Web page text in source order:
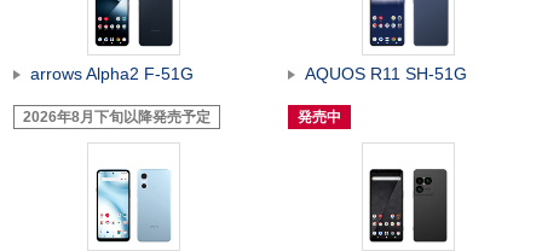
arrows Alpha2 F-51G
2026年8月下旬以降発売予定
AQUOS R11 SH-51G
発売中